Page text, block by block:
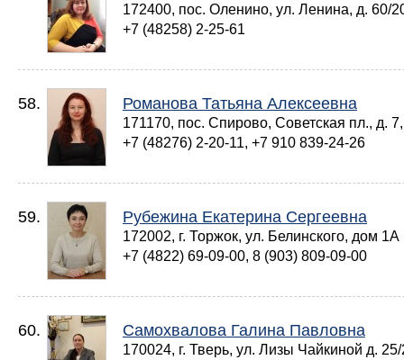
172400, пос. Оленино, ул. Ленина, д. 60/
+7 (48258) 2-25-61
58. Романова Татьяна Алексеевна
171170, пос. Спирово, Советская пл., д.
+7 (48276) 2-20-11, +7 910 839-24-26
59. Рубежина Екатерина Сергеевна
172002, г. Торжок, ул. Белинского, дом 1А
+7 (4822) 69-09-00, 8 (903) 809-09-00
60. Самохвалова Галина Павловна
170024, г. Тверь, ул. Лизы Чайкиной д.